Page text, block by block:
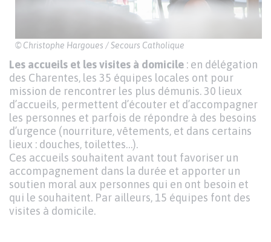
© Christophe Hargoues / Secours Catholique
Les accueils et les visites à domicile : en délégation
des Charentes, les 35 équipes locales ont pour
mission de rencontrer les plus démunis. 30 lieux
d’accueils, permettent d’écouter et d’accompagner
les personnes et parfois de répondre à des besoins
d’urgence (nourriture, vêtements, et dans certains
lieux : douches, toilettes…).
Ces accueils souhaitent avant tout favoriser un
accompagnement dans la durée et apporter un
soutien moral aux personnes qui en ont besoin et
qui le souhaitent. Par ailleurs, 15 équipes font des
visites à domicile.